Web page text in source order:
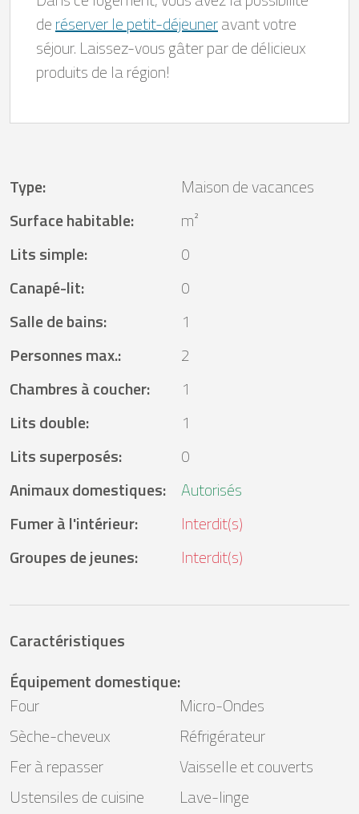
deréserver le petit-déjeuneravant votre
séjour. Laissez-vous gâter par de délicieux
produits de la région!
Type:
Maison de vacances
Surface habitable:
m²
Lits simple:
0
Canapé-lit:
0
Salle de bains:
1
Personnes max.:
2
Chambres à coucher:
1
Lits double:
1
Lits superposés:
0
Animaux domestiques:
Autorisés
Fumer à l'intérieur:
Interdit(s)
Groupes de jeunes: Interdit(s)
Caractéristiques
Équipement domestique:
Four
Micro-Ondes
Sèche-cheveux
Réfrigérateur
Fer à repasser
Vaisselle et couverts
Ustensiles de cuisine
Lave-linge